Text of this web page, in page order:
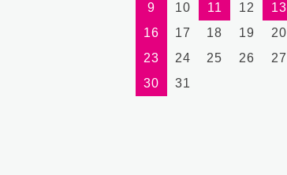
9
10 11 12 13
16
17 18 19 20
23
24 25 26 27
30
31